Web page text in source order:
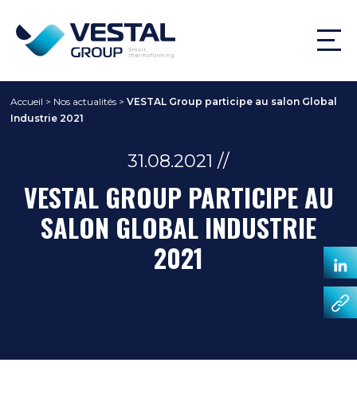
Accueil > Nos actualités >VESTAL Group participe au salon Global
Industrie 2021
31.08.2021 //
VESTAL GROUP PARTICIPE AU
SALON GLOBAL INDUSTRIE
2021